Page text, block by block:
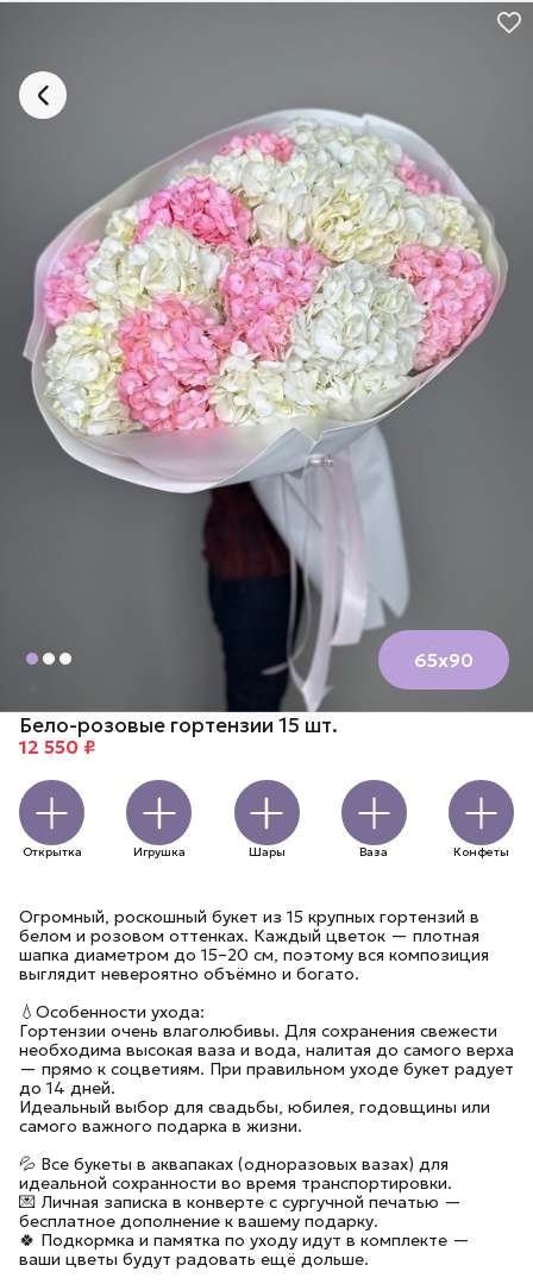
65х90
Бело-розовые гортензии 15 шт.
12 550 ₽
Открытка Игрушка Шары Ваза Конфеты
Огромный, роскошный букет из 15 крупных гортензий в
белом и розовом оттенках. Каждый цветок — плотная
шапка диаметром до 15–20 см, поэтому вся композиция
выглядит невероятно объёмно и богато.
💧Особенности ухода:
Гортензии очень влаголюбивы. Для сохранения свежести
необходима высокая ваза и вода, налитая до самого верха
— прямо к соцветиям. При правильном уходе букет радует
до 14 дней.
Идеальный выбор для свадьбы, юбилея, годовщины или
самого важного подарка в жизни.
💦 Все букеты в аквапаках (одноразовых вазах) для
идеальной сохранности во время транспортировки.
💌 Личная записка в конверте с сургучной печатью —
бесплатное дополнение к вашему подарку.
🍀 Подкормка и памятка по уходу идут в комплекте —
ваши цветы будут радовать ещё дольше.